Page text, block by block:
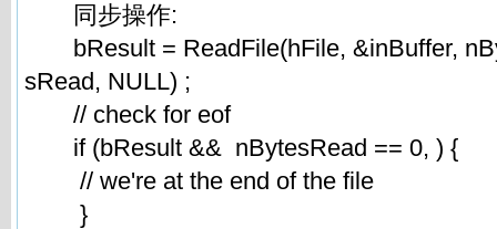
同步操作:
bResult = ReadFile(hFile, &inBuffer,
sRead, NULL) ;
// check for eof
if (bResult && nBytesRead == 0, ) {
// we're at the end of the file
}